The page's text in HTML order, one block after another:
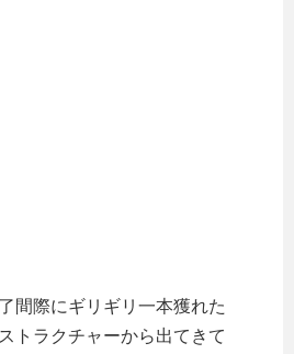
間際にギリギリ一本獲れた
トラクチャーから出てきて